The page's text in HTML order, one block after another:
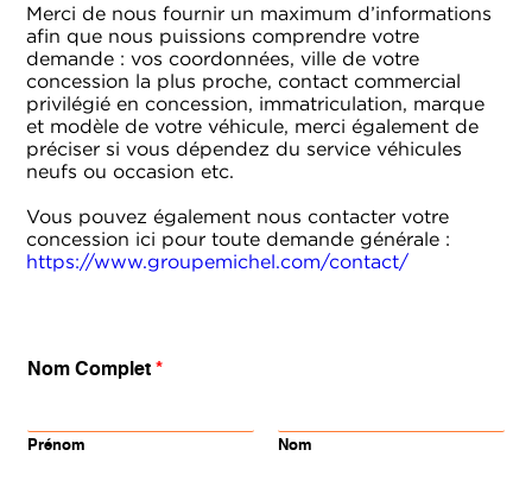
LIGIER
PROFESSIONAL
HISTORIQUE
DU
GROUPE
MICHEL
ACTUALITÉS
Merci de nous fournir un maximum d’informations
afin que nous puissions comprendre votre
demande : vos coordonnées, ville de votre
concession la plus proche, contact commercial
privilégié en concession, immatriculation, marque
et modèle de votre véhicule, merci également de
préciser si vous dépendez du service véhicules
neufs ou occasion etc.
Vous pouvez également nous contacter votre
concession ici pour toute demande générale :
https://www.groupemichel.com/contact/
Nom Complet*
Prénom Nom